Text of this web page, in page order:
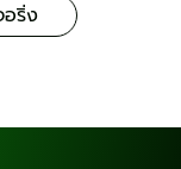
ริ่ง